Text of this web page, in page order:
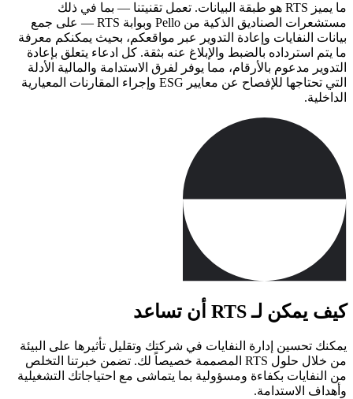
ما يميز RTS هو طبقة البيانات. تعمل تقنيتنا — بما في ذلك
مستشعرات الصناديق الذكية من Pello وبوابة RTS — على جمع
بيانات النفايات وإعادة التدوير عبر مواقعكم، بحيث يمكنكم معرفة
ما يتم استرداده بالضبط والإبلاغ عنه بثقة. كل ادعاء يتعلق بإعادة
التدوير مدعوم بالأرقام، مما يوفر لفرق الاستدامة والمالية الأدلة
التي تحتاجها للإفصاح عن معايير ESG وإجراء المقارنات المعيارية
الداخلية.
كيف يمكن لـ RTS أن تساعد
يمكنك تحسين إدارة النفايات في شركتك وتقليل تأثيرها على البيئة
من خلال حلول RTS المصممة خصيصاً لك. تضمن خبرتنا التخلص
من النفايات بكفاءة ومسؤولية بما يتماشى مع احتياجاتك التشغيلية
وأهداف الاستدامة.